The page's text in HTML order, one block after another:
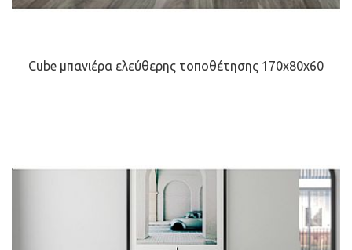
Cube μπανιέρα ελεύθερης τοποθέτησης 170x80x60